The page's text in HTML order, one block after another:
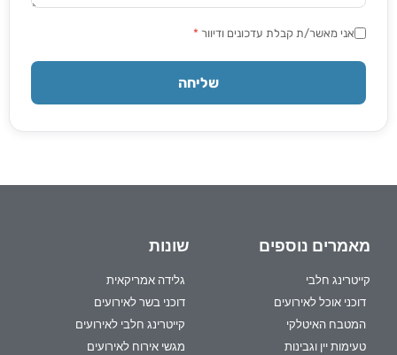
אני מאשר/ת קבלת עדכונים ודיוור *
שליחה
מאמרים נוספים
קייטרינג חלבי
דוכני אוכל לאירועים
המטבח האיטלקי
טעימות יין וגבינות
שונות
גלידה אמריקאית
דוכני בשר לאירועים
קייטרינג חלבי לאירועים
מגשי אירוח לאירועים